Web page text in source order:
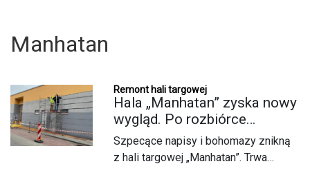
Manhatan
Remont hali targowej
Hala „Manhatan” zyska nowy
wygląd. Po rozbiórce
stalowych stelaży teraz czas
na remont elewacji
Szpecące napisy i bohomazy znikną
z hali targowej „Manhatan”. Trwa